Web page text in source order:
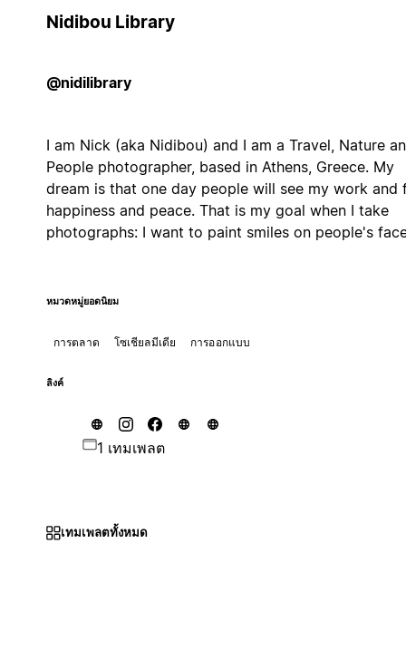
Nidibou Library
@nidilibrary
I am Nick (aka Nidibou) and I am a Travel, Nature
People photographer, based in Athens, Greece. My
dream is that one day people will see my work and
happiness and peace. That is my goal when I take
photographs: I want to paint smiles on people's
หมวดหมู่ยอดนิยม
การตลาด โซเชียลมีเดีย การออกแบบ
ลิงค์
1 เทมเพลต
เทมเพลตทั้งหมด